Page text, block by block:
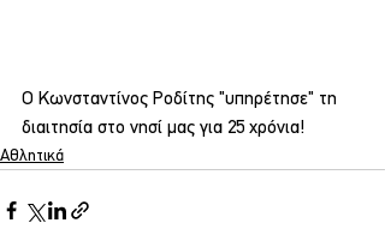
Ο Κωνσταντίνος Ροδίτης "υπηρέτησε" τη
διαιτησία στο νησί μας για 25 χρόνια!
Αθλητικά